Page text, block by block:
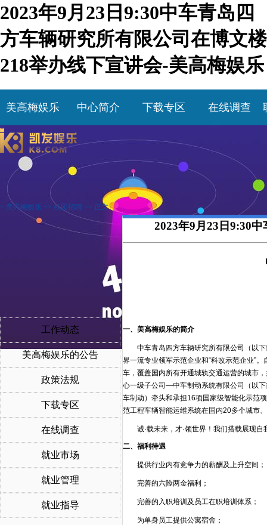
2023年9月23日9:30中车青岛四
方车辆研究所有限公司在博文楼
218举办线下宣讲会-美高梅娱乐
美高梅娱乐 中心简介 下载专区 在线调查
> 美高梅娱乐 >> 校园招聘 >> 正文
工作动态
美高梅娱乐的公告
政策法规
下载专区
在线调查
就业市场
就业管理
就业指导
2023年9月23日9:30
一、美高梅娱乐的简介
中车青岛四方车辆研究所有限公司（以
界一流专业领军示范企业和“科改示范企业”
车，覆盖国内所有开通城轨交通运营的城市
心一级子公司—中车制动系统有限公司（以
车制动）牵头和承担16项国家级智能化示范
范工程车辆智能运维系统在国内20多个城市
诚·载未来，才·领世界！我们搭载展现
二、福利待遇
提供行业内有竞争力的薪酬及上升空间；
完善的六险两金福利；
完善的入职培训及员工在职培训体系；
为单身员工提供公寓宿舍；